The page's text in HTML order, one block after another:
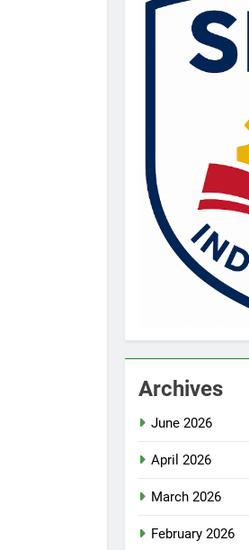
Archives
June 2026
April 2026
March 2026
February 2026